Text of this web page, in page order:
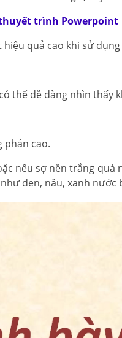
trình Powerpoint
quả cao khi sử
thể dễ dàng nhìn thấy
phản cao.
nếu sợ nền trắng quá
đen, nâu, xanh nước